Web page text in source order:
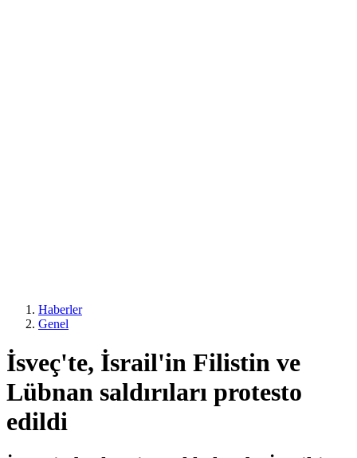
Haberler
Genel
İsveç'te, İsrail'in Filistin ve
Lübnan saldırıları protesto
edildi